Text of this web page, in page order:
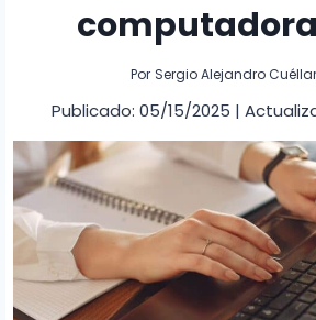
Por Sergio Alejandro
Publicado: 05/15/2025 |